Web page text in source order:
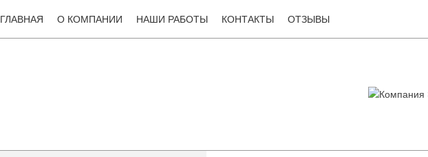
ГЛАВНАЯ О КОМПАНИИ НАШИ РАБОТЫ КОНТАКТЫ ОТЗЫВЫ